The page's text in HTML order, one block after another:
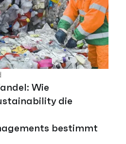
Wie
die
bestimmt